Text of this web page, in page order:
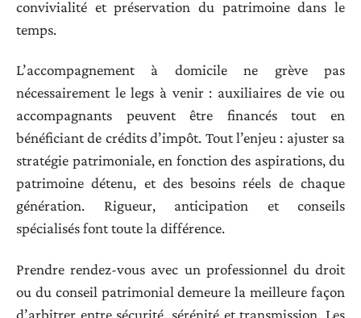
convivialité et préservation du patrimoine dans le
temps.
L’accompagnement à domicile ne grève pas
nécessairement le legs à venir : auxiliaires de vie ou
accompagnants peuvent être financés tout en
bénéficiant de crédits d’impôt. Tout l’enjeu : ajuster sa
stratégie patrimoniale, en fonction des aspirations, du
patrimoine détenu, et des besoins réels de chaque
génération. Rigueur, anticipation et conseils
spécialisés font toute la différence.
Prendre rendez-vous avec un professionnel du droit
ou du conseil patrimonial demeure la meilleure façon
d’arbitrer entre sécurité, sérénité et transmission. Les